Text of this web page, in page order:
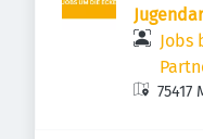
Jobs
75417